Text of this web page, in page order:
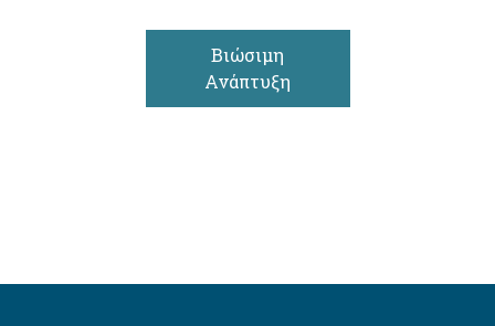
Βιώσιμη
Ανάπτυξη